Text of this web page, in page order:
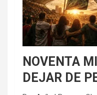
NOVENTA
DEJAR DE